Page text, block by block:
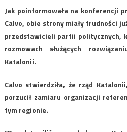
Jak poinformowała na konferencji
Calvo, obie strony miały trudności
przedstawicieli partii politycznych,
rozmowach służących
Katalonii.
Calvo stwierdziła, że rząd
porzucił zamiaru organizacji
tym regionie.